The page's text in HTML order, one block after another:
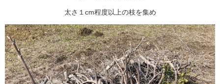
太さ１cm程度以上の枝を集め